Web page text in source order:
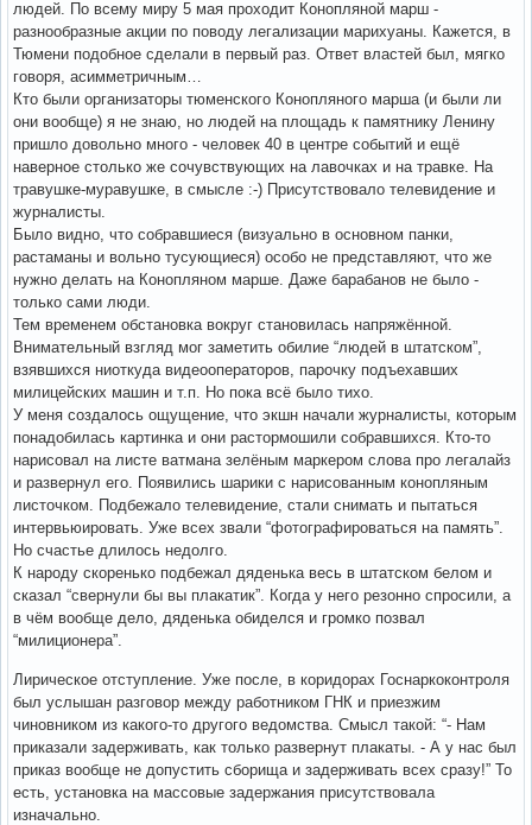
людей. По всему миру 5 мая проходит Конопляной марш -
разнообразные акции по поводу легализации марихуаны. Кажется, в
Тюмени подобное сделали в первый раз. Ответ властей был, мягко
говоря, асимметричным…
Кто были организаторы тюменского Конопляного марша (и были ли
они вообще) я не знаю, но людей на площадь к памятнику Ленину
пришло довольно много - человек 40 в центре событий и ещё
наверное столько же сочувствующих на лавочках и на травке. На
травушке-муравушке, в смысле :-) Присутствовало телевидение и
журналисты.
Было видно, что собравшиеся (визуально в основном панки,
растаманы и вольно тусующиеся) особо не представляют, что же
нужно делать на Конопляном марше. Даже барабанов не было -
только сами люди.
Тем временем обстановка вокруг становилась напряжённой.
Внимательный взгляд мог заметить обилие “людей в штатском”,
взявшихся ниоткуда видеооператоров, парочку подъехавших
милицейских машин и т.п. Но пока всё было тихо.
У меня создалось ощущение, что экшн начали журналисты, которым
понадобилась картинка и они растормошили собравшихся. Кто-то
нарисовал на листе ватмана зелёным маркером слова про легалайз
и развернул его. Появились шарики с нарисованным конопляным
листочком. Подбежало телевидение, стали снимать и пытаться
интервьюировать. Уже всех звали “фотографироваться на память”.
Но счастье длилось недолго.
К народу скоренько подбежал дяденька весь в штатском белом и
сказал “свернули бы вы плакатик”. Когда у него резонно спросили, а
в чём вообще дело, дяденька обиделся и громко позвал
“милиционера”.
Лирическое отступление. Уже после, в коридорах Госнаркоконтроля
был услышан разговор между работником ГНК и приезжим
чиновником из какого-то другого ведомства. Смысл такой: “- Нам
приказали задерживать, как только развернут плакаты. - А у нас был
приказ вообще не допустить сборища и задерживать всех сразу!” То
есть, установка на массовые задержания присутствовала
изначально.